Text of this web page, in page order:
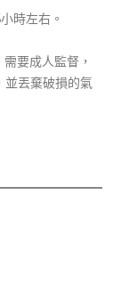
時左右。
要成人監督，
並丟棄破損的氣